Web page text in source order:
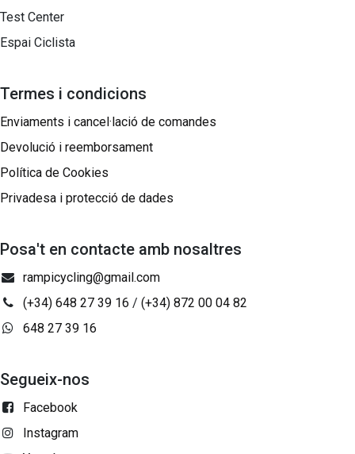
Test Center
Espai Ciclista
Termes i condicions
Enviaments i cancel·lació de comandes
Devolució i reemborsament
Política de Cookies
Privadesa i protecció de dades
Posa't en contacte amb nosaltres
rampicycling@gmail.com
(+34) 648 27 39 16 / (+34) 872 00 04 82
648 27 39 16
Segueix-nos
Facebook
Instagram